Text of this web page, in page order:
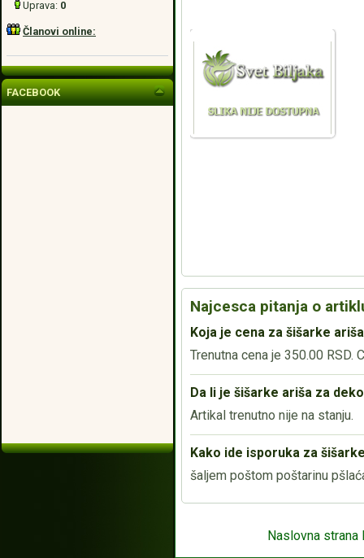
Uprava: 0
Članovi online:
FACEBOOK
Najcesca pitanja o
Koja je cena za šišarke
Trenutna cena je 350.00 RSD.
Da li je šišarke ariša za
Artikal trenutno nije na stanju.
Kako ide isporuka za
šaljem poštom poštarinu
Naslovna strana